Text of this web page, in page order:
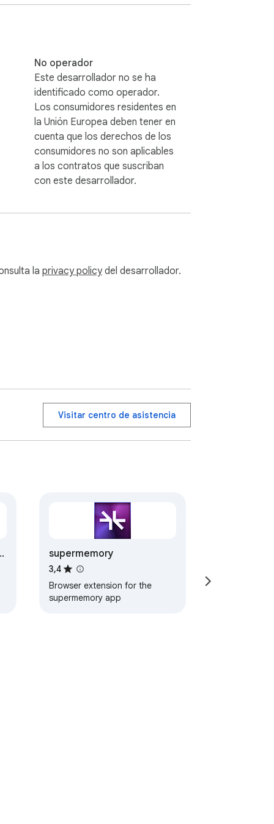
No operador
Este desarrollador no se ha
identificado como operador.
Los consumidores residentes en
la Unión Europea deben tener en
cuenta que los derechos de los
consumidores no son aplicables
a los contratos que suscriban
con este desarrollador.
la privacy policydel desarrollador.
Visitar centro de asistencia
supermemory
3,4
Browser extension for the
supermemory app